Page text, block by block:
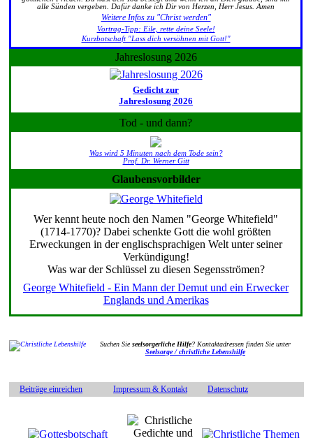
alle Sünden vergeben. Dafür danke ich Dir von Herzen, Herr Jesus. Amen
Weitere Infos zu "Christ werden"
Vortrag-Tipp: Eile, rette deine Seele!
Kurzbotschaft "Lass dich versöhnen mit Gott!"
Jahreslosung 2026
Gedicht zur
Jahreslosung 2026
Tod - und dann?
Was wird 5 Minuten nach dem Tode sein?
Prof. Dr. Werner Gitt
Glaubensvorbilder
Wer kennt heute noch den Namen "George Whitefield"
(1714-1770)? Dabei schenkte Gott die wohl größten
Erweckungen in der englischsprachigen Welt unter seiner
Verkündigung!
Was war der Schlüssel zu diesen Segensströmen?
George Whitefield - Ein Mann der Demut und ein Erwecker
Englands und Amerikas
Suchen Sieseelsorgerliche Hilfe? Kontaktadressen finden Sie unter
Seelsorge / christliche Lebenshilfe
Beiträge einreichen Impressum & Kontakt Datenschutz